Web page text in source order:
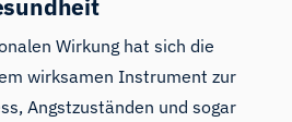
Wirkung hat sich die
wirksamen Instrument zur
Angstzuständen und sogar